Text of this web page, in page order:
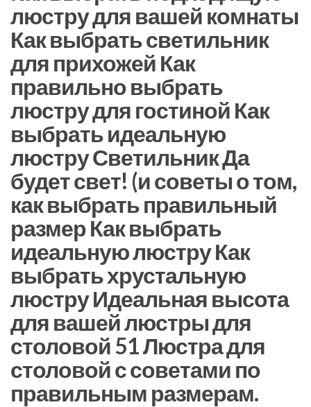
люстру для вашей комнаты
Как выбрать светильник
для прихожей Как
правильно выбрать
люстру для гостиной Как
выбрать идеальную
люстру Светильник Да
будет свет! (и советы о том,
как выбрать правильный
размер Как выбрать
идеальную люстру Как
выбрать хрустальную
люстру Идеальная высота
для вашей люстры для
столовой 51 Люстра для
столовой с советами по
правильным размерам.